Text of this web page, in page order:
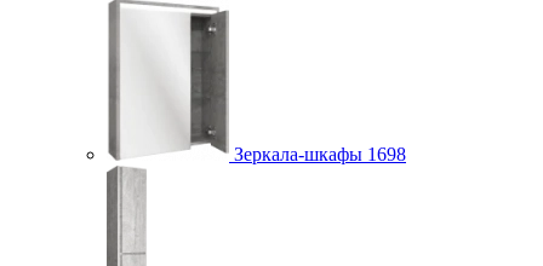
Зеркала-шкафы 1698